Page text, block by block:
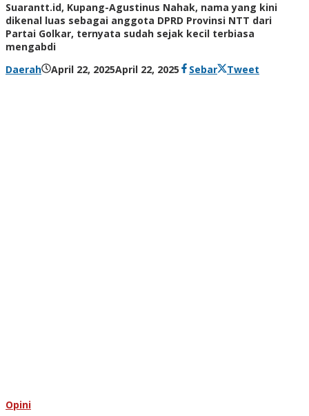
Suarantt.id, Kupang-Agustinus Nahak, nama yang kini
dikenal luas sebagai anggota DPRD Provinsi NTT dari
Partai Golkar, ternyata sudah sejak kecil terbiasa
mengabdi
Daerah
April 22, 2025April 22, 2025 olehSebar Tweet
Opini